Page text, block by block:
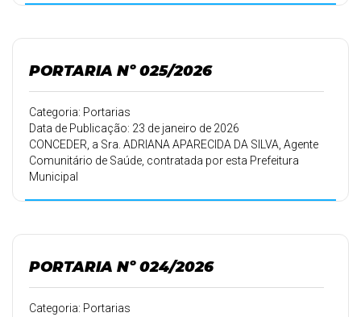
PORTARIA Nº 025/2026
Categoria: Portarias
Data de Publicação: 23 de janeiro de 2026
CONCEDER, a Sra. ADRIANA APARECIDA DA SILVA, Agente
Comunitário de Saúde, contratada por esta Prefeitura
Municipal
PORTARIA Nº 024/2026
Categoria: Portarias